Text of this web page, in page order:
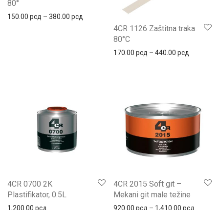
80°
150.00 рсд – 380.00 рсд Распон цена: од 150.00 рсд до 380.00 рсд
4CR 1126 Zaštitna traka
80°C
170.00 рсд – 440.00 рсд
4CR 0700 2K
Plastifikator, 0.5L
1,200.00 рсд
4CR 2015 Soft git –
Mekani git male težine
920.00 рсд – 1,410.00 рсд